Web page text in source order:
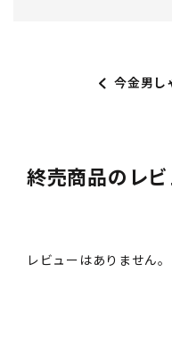
今金男し
終売商品のレ